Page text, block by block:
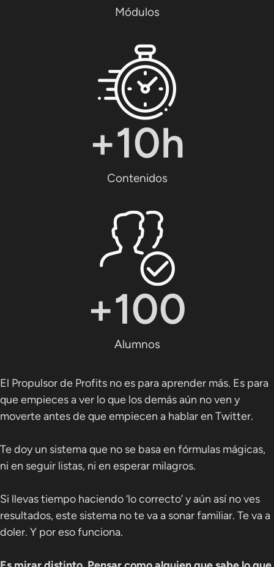
Módulos
Contenidos
+10h
Alumnos
+100
El Propulsor de Profits no es para aprender más. Es para
que empieces a ver lo que los demás aún no ven y
moverte antes de que empiecen a hablar en Twitter.
Te doy un sistema que no se basa en fórmulas mágicas,
ni en seguir listas, ni en esperar milagros.
Si llevas tiempo haciendo ‘lo correcto’ y aún así no ves
resultados, este sistema no te va a sonar familiar. Te va a
doler. Y por eso funciona.